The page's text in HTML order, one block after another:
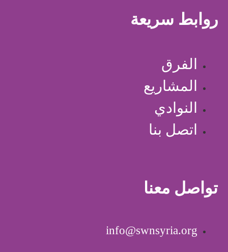
روابط سريعة
الفرق
المشاريع
النوادي
اتصل بنا
تواصل معنا
info@swnsyria.org